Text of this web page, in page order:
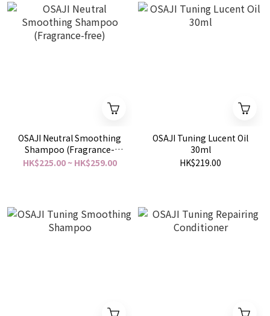
OSAJI Neutral Smoothing
Shampoo (Fragrance-
free)
HK$225.00 ~ HK$259.00
OSAJI Tuning Lucent Oil
30ml
HK$219.00